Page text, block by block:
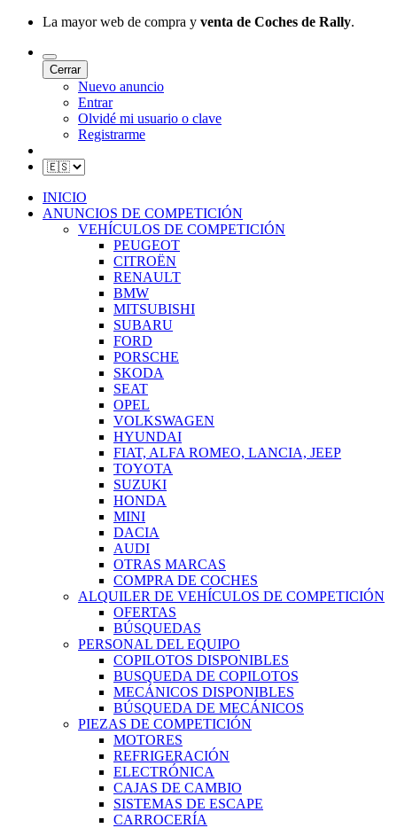
La mayor web de compra y venta de Coches de Rally.
Cerrar
Nuevo anuncio
Entrar
Olvidé mi usuario o clave
Registrarme
INICIO
ANUNCIOS DE COMPETICIÓN
VEHÍCULOS DE COMPETICIÓN
PEUGEOT
CITROËN
RENAULT
BMW
MITSUBISHI
SUBARU
FORD
PORSCHE
SKODA
SEAT
OPEL
VOLKSWAGEN
HYUNDAI
FIAT, ALFA ROMEO, LANCIA, JEEP
TOYOTA
SUZUKI
HONDA
MINI
DACIA
AUDI
OTRAS MARCAS
COMPRA DE COCHES
ALQUILER DE VEHÍCULOS DE COMPETICIÓN
OFERTAS
BÚSQUEDAS
PERSONAL DEL EQUIPO
COPILOTOS DISPONIBLES
BUSQUEDA DE COPILOTOS
MECÁNICOS DISPONIBLES
BÚSQUEDA DE MECÁNICOS
PIEZAS DE COMPETICIÓN
MOTORES
REFRIGERACIÓN
ELECTRÓNICA
CAJAS DE CAMBIO
SISTEMAS DE ESCAPE
CARROCERÍA